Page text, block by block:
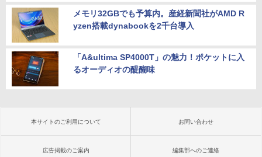
メモリ32GBでも予算内。産経新聞社がAMD R
yzen搭載dynabookを2千台導入
「A&ultima SP4000T」の魅力！ポケットに入
るオーディオの醍醐味
本サイトのご利用について お問い合わせ
広告掲載のご案内 編集部へのご連絡